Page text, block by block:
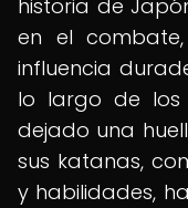
historia de
en el
influencia
lo largo de los
dejado una
sus katanas,
y habilidades,